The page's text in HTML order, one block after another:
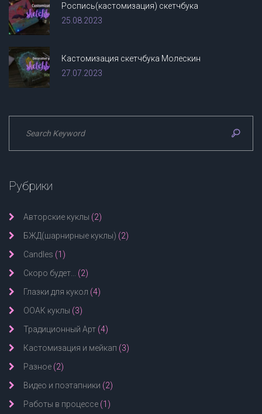
Роспись(кастомизация) скетчбука
25.08.2023
Кастомизация скетчбука Молескин
27.07.2023
Рубрики
Авторские куклы (2)
БЖД(шарнирные куклы) (2)
Candles (1)
Скоро будет...
(2)
Глазки для кукол (4)
ООАК куклы (3)
Традиционный Арт (4)
Кастомизация и мейкап (3)
Разное (2)
Видео и поэтапники (2)
Работы в процессе (1)